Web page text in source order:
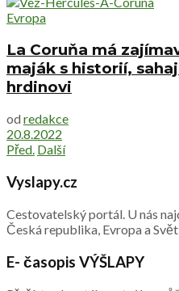
Evropa
La Coruňa má
maják s historií,
hrdinovi
od redakce
20.8.2022
Před. Další
Vyslapy.cz
Cestovatelský portál. U nás
Česká republika, Evropa a Svět
E- časopis VÝŠLAPY